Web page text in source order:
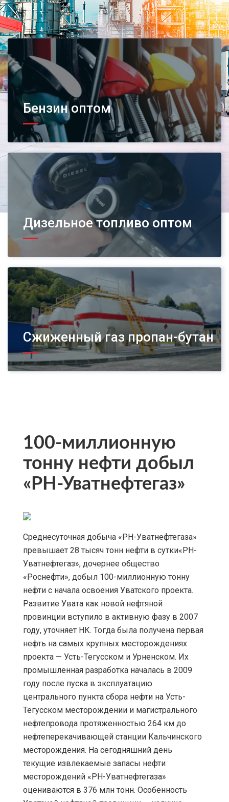
Бензин оптом
Дизельное топливо оптом
Сжиженный газ пропан-бутан
100-миллионную
тонну нефти добыл
«РН-Уватнефтегаз»
Среднесуточная добыча «РН-Уватнефтегаза»
превышает 28 тысяч тонн нефти в сутки«РН-
Уватнефтегаз», дочернее общество
«Роснефти», добыл 100-миллионную тонну
нефти с начала освоения Уватского проекта.
Развитие Увата как новой нефтяной
провинции вступило в активную фазу в 2007
году, уточняет НК. Тогда была получена первая
нефть на самых крупных месторождениях
проекта — Усть-Тегусском и Урненском. Их
промышленная разработка началась в 2009
году после пуска в эксплуатацию
центрального пункта сбора нефти на Усть-
Тегусском месторождении и магистрального
нефтепровода протяженностью 264 км до
нефтеперекачивающей станции Кальчинского
месторождения. На сегодняшний день
текущие извлекаемые запасы нефти
месторождений «РН-Уватнефтегаза»
оцениваются в 376 млн тонн. Особенность